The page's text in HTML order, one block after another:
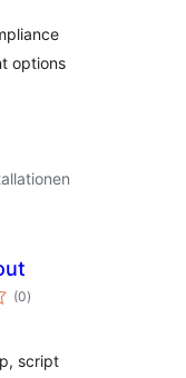
options
(0Bewertungen
insgesamt
)
script